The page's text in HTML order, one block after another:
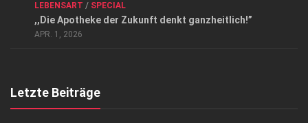
Datenschutzerklärung
Top Magazin Dresden / Ostsachsen
LEBENSART / SPECIAL
,,Die Apotheke der Zukunft denkt ganzheitlich!”
APR. 1, 2026
Letzte Beiträge